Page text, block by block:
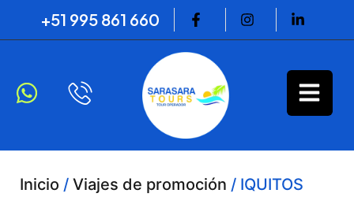
+51 995 861 660
Inicio / Viajes de promoción / IQUITOS